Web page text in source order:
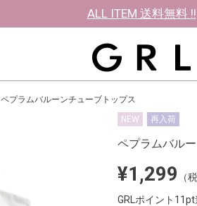
ALL ITEM 送料無料 !!
ペプラムバルーンチューブトップス
NEW 再入荷
ペプラムバル
¥1,299
（
GRLポイント11pt